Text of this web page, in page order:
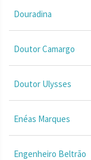
Douradina
Doutor Camargo
Doutor Ulysses
Enéas Marques
Engenheiro Beltrão